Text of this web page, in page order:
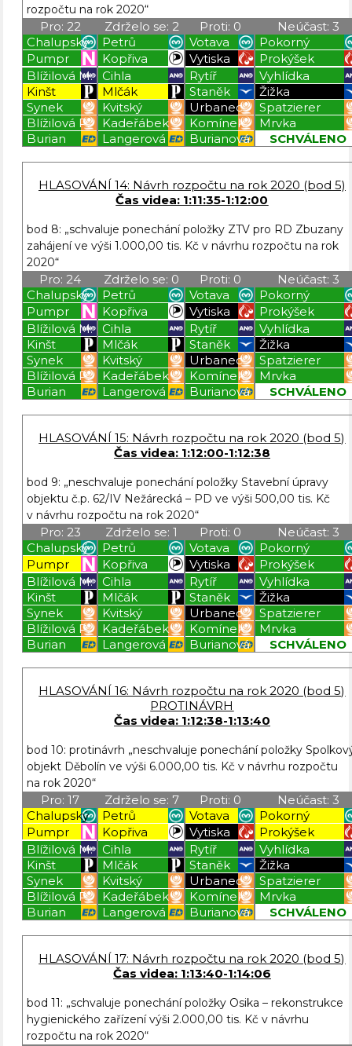
rozpočtu na rok 2020“
Pro: 22 Zdrželo se: 2 Proti: 0
Neúčast: 3
Chalupský
Petrů Votava
Pokorný
Pumpr
Kopřiva Vytiska
Prokýšek
Blížilová M.
Cihla Rytíř
Vyhlídka
Kinšt
Mlčák Staněk
Žižka
Synek
Kvitský Urbanec
Spatzierer
Blížilová P.
Kadeřábek Komínek
Mrvka
Burian
Langerová Burianová
SCHVÁLENO
HLASOVÁNÍ 14: Návrh rozpočtu na rok 2020 (bod 5)
Čas videa: 1:11:35-1:12:00
bod 8: „schvaluje ponechání položky ZTV pro RD Zbuzany
zahájení ve výši 1.000,00 tis. Kč v návrhu rozpočtu na rok
2020“
Pro: 24 Zdrželo se: 0 Proti: 0
Neúčast: 3
Chalupský
Petrů Votava
Pokorný
Pumpr
Kopřiva Vytiska
Prokýšek
Blížilová M.
Cihla Rytíř
Vyhlídka
Kinšt
Mlčák Staněk
Žižka
Synek
Kvitský Urbanec
Spatzierer
Blížilová P.
Kadeřábek Komínek
Mrvka
Burian
Langerová Burianová
SCHVÁLENO
HLASOVÁNÍ 15: Návrh rozpočtu na rok 2020 (bod 5)
Čas videa: 1:12:00-1:12:38
bod 9: „neschvaluje ponechání položky Stavební úpravy
objektu č.p. 62/IV Nežárecká – PD ve výši 500,00 tis. Kč
v návrhu rozpočtu na rok 2020“
Pro: 23 Zdrželo se: 1 Proti: 0
Neúčast: 3
Chalupský
Petrů Votava
Pokorný
Pumpr
Kopřiva Vytiska
Prokýšek
Blížilová M.
Cihla Rytíř
Vyhlídka
Kinšt
Mlčák Staněk
Žižka
Synek
Kvitský Urbanec
Spatzierer
Blížilová P.
Kadeřábek Komínek
Mrvka
Burian
Langerová Burianová
SCHVÁLENO
HLASOVÁNÍ 16: Návrh rozpočtu na rok 2020 (bod 5)
PROTINÁVRH
Čas videa: 1:12:38-1:13:40
bod 10: protinávrh „neschvaluje ponechání položky
objekt Děbolín ve výši 6.000,00 tis. Kč v návrhu rozpočtu
na rok 2020“
Pro: 17 Zdrželo se: 7 Proti: 0
Neúčast: 3
Chalupský
Petrů Votava
Pokorný
Pumpr
Kopřiva Vytiska
Prokýšek
Blížilová M.
Cihla Rytíř
Vyhlídka
Kinšt
Mlčák Staněk
Žižka
Synek
Kvitský Urbanec
Spatzierer
Blížilová P.
Kadeřábek Komínek
Mrvka
Burian
Langerová Burianová
SCHVÁLENO
HLASOVÁNÍ 17: Návrh rozpočtu na rok 2020 (bod 5)
Čas videa: 1:13:40-1:14:06
bod 11: „schvaluje ponechání položky Osika – rekonstrukce
hygienického zařízení výši 2.000,00 tis. Kč v návrhu
rozpočtu na rok 2020“